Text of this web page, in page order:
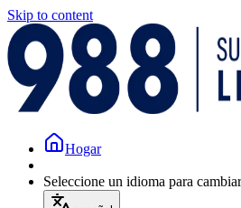
Skip to content
Hogar
Seleccione un idioma para